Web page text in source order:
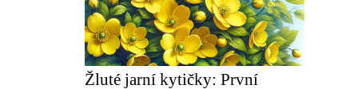
Žluté jarní kytičky: První